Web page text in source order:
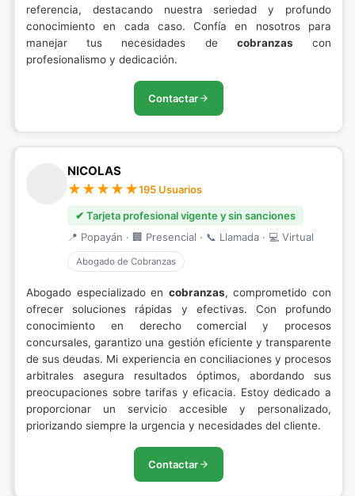
referencia, destacando nuestra seriedad y profundo
conocimiento en cada caso. Confía en nosotros para
manejar tus necesidades de cobranzas con
profesionalismo y dedicación.
Contactar
NICOLAS
195 Usuarios
✔ Tarjeta profesional vigente y sin sanciones
📍 Popayán · 🏢 Presencial · 📞 Llamada · 💻 Virtual
Abogado de Cobranzas
Abogado especializado en cobranzas, comprometido con
ofrecer soluciones rápidas y efectivas. Con profundo
conocimiento en derecho comercial y procesos
concursales, garantizo una gestión eficiente y transparente
de sus deudas. Mi experiencia en conciliaciones y procesos
arbitrales asegura resultados óptimos, abordando sus
preocupaciones sobre tarifas y eficacia. Estoy dedicado a
proporcionar un servicio accesible y personalizado,
priorizando siempre la urgencia y necesidades del cliente.
Contactar